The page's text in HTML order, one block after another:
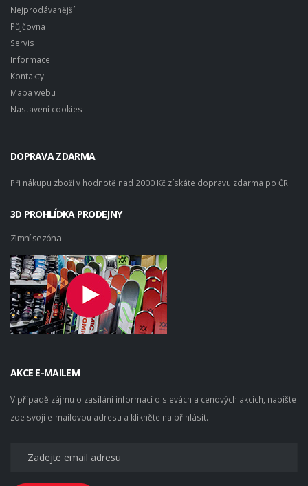
Nejprodávanější
Půjčovna
Servis
Informace
Kontakty
Mapa webu
Nastavení cookies
DOPRAVA ZDARMA
Při nákupu zboží v hodnotě nad 2000 Kč získáte dopravu zdarma po ČR.
3D PROHLÍDKA PRODEJNY
Zimní sezóna
AKCE E-MAILEM
V případě zájmu o zasílání informací o slevách a cenových akcích, napište
zde svoji e-mailovou adresu a klikněte na přihlásit.